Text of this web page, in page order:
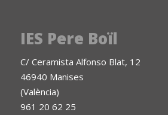
IES Pere Boïl
C/ Ceramista Alfonso Blat, 12
46940 Manises
(València)
961 20 62 25